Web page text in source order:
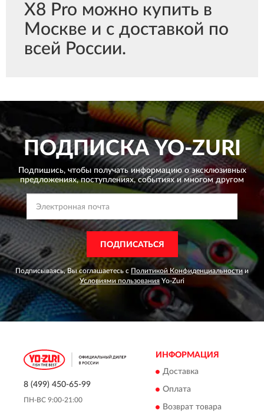
X8 Pro можно купить в
Москве и с доставкой по
всей России.
ПОДПИСКАYO-ZURI
Подпишись, чтобы получать информацию о эксклюзивных
предложениях,поступлениях, событиях и многом другом
ПОДПИСАТЬСЯ
Подписываясь, Вы соглашаетесь с Политикой Конфиденциальности и
Условиями пользования Yo-Zuri
8 (499) 450-65-99
ПН-ВС 9:00-21:00
ИНФОРМАЦИЯ
Доставка
Оплата
Возврат товара